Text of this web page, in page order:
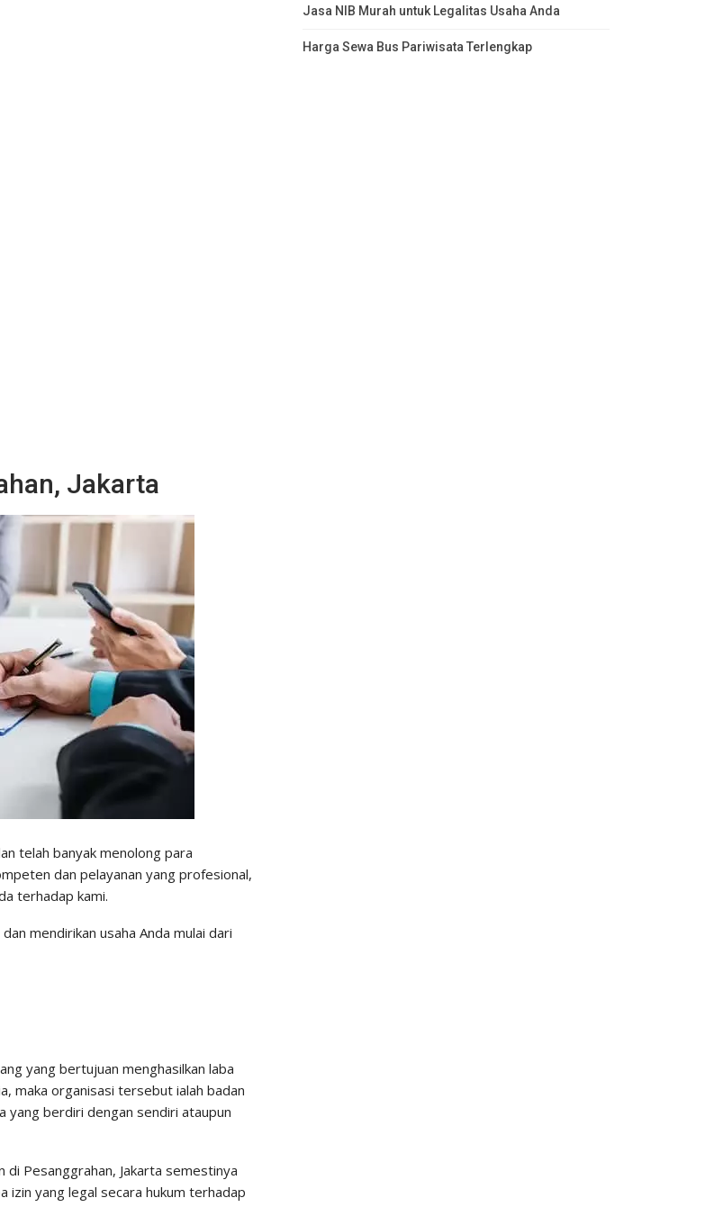
Jakarta
telah banyak menolong para
dan pelayanan yang profesional,
terhadap kami.
mendirikan usaha Anda mulai dari
yang bertujuan menghasilkan laba
maka organisasi tersebut ialah badan
yang berdiri dengan sendiri ataupun
Pesanggrahan, Jakarta semestinya
izin yang legal secara hukum terhadap
Jasa NIB Murah untuk Legalitas Usaha Anda
Harga Sewa Bus Pariwisata Terlengkap